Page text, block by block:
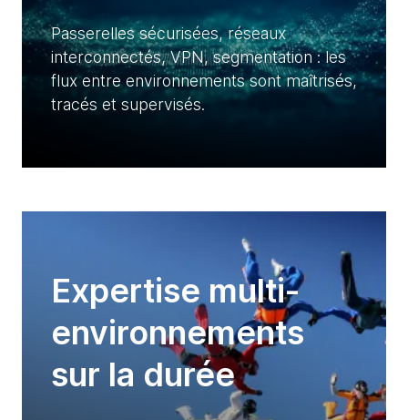
Passerelles sécurisées, réseaux
interconnectés, VPN, segmentation : les
flux entre environnements sont maîtrisés,
tracés et supervisés.
Expertise multi-
environnements
sur la durée